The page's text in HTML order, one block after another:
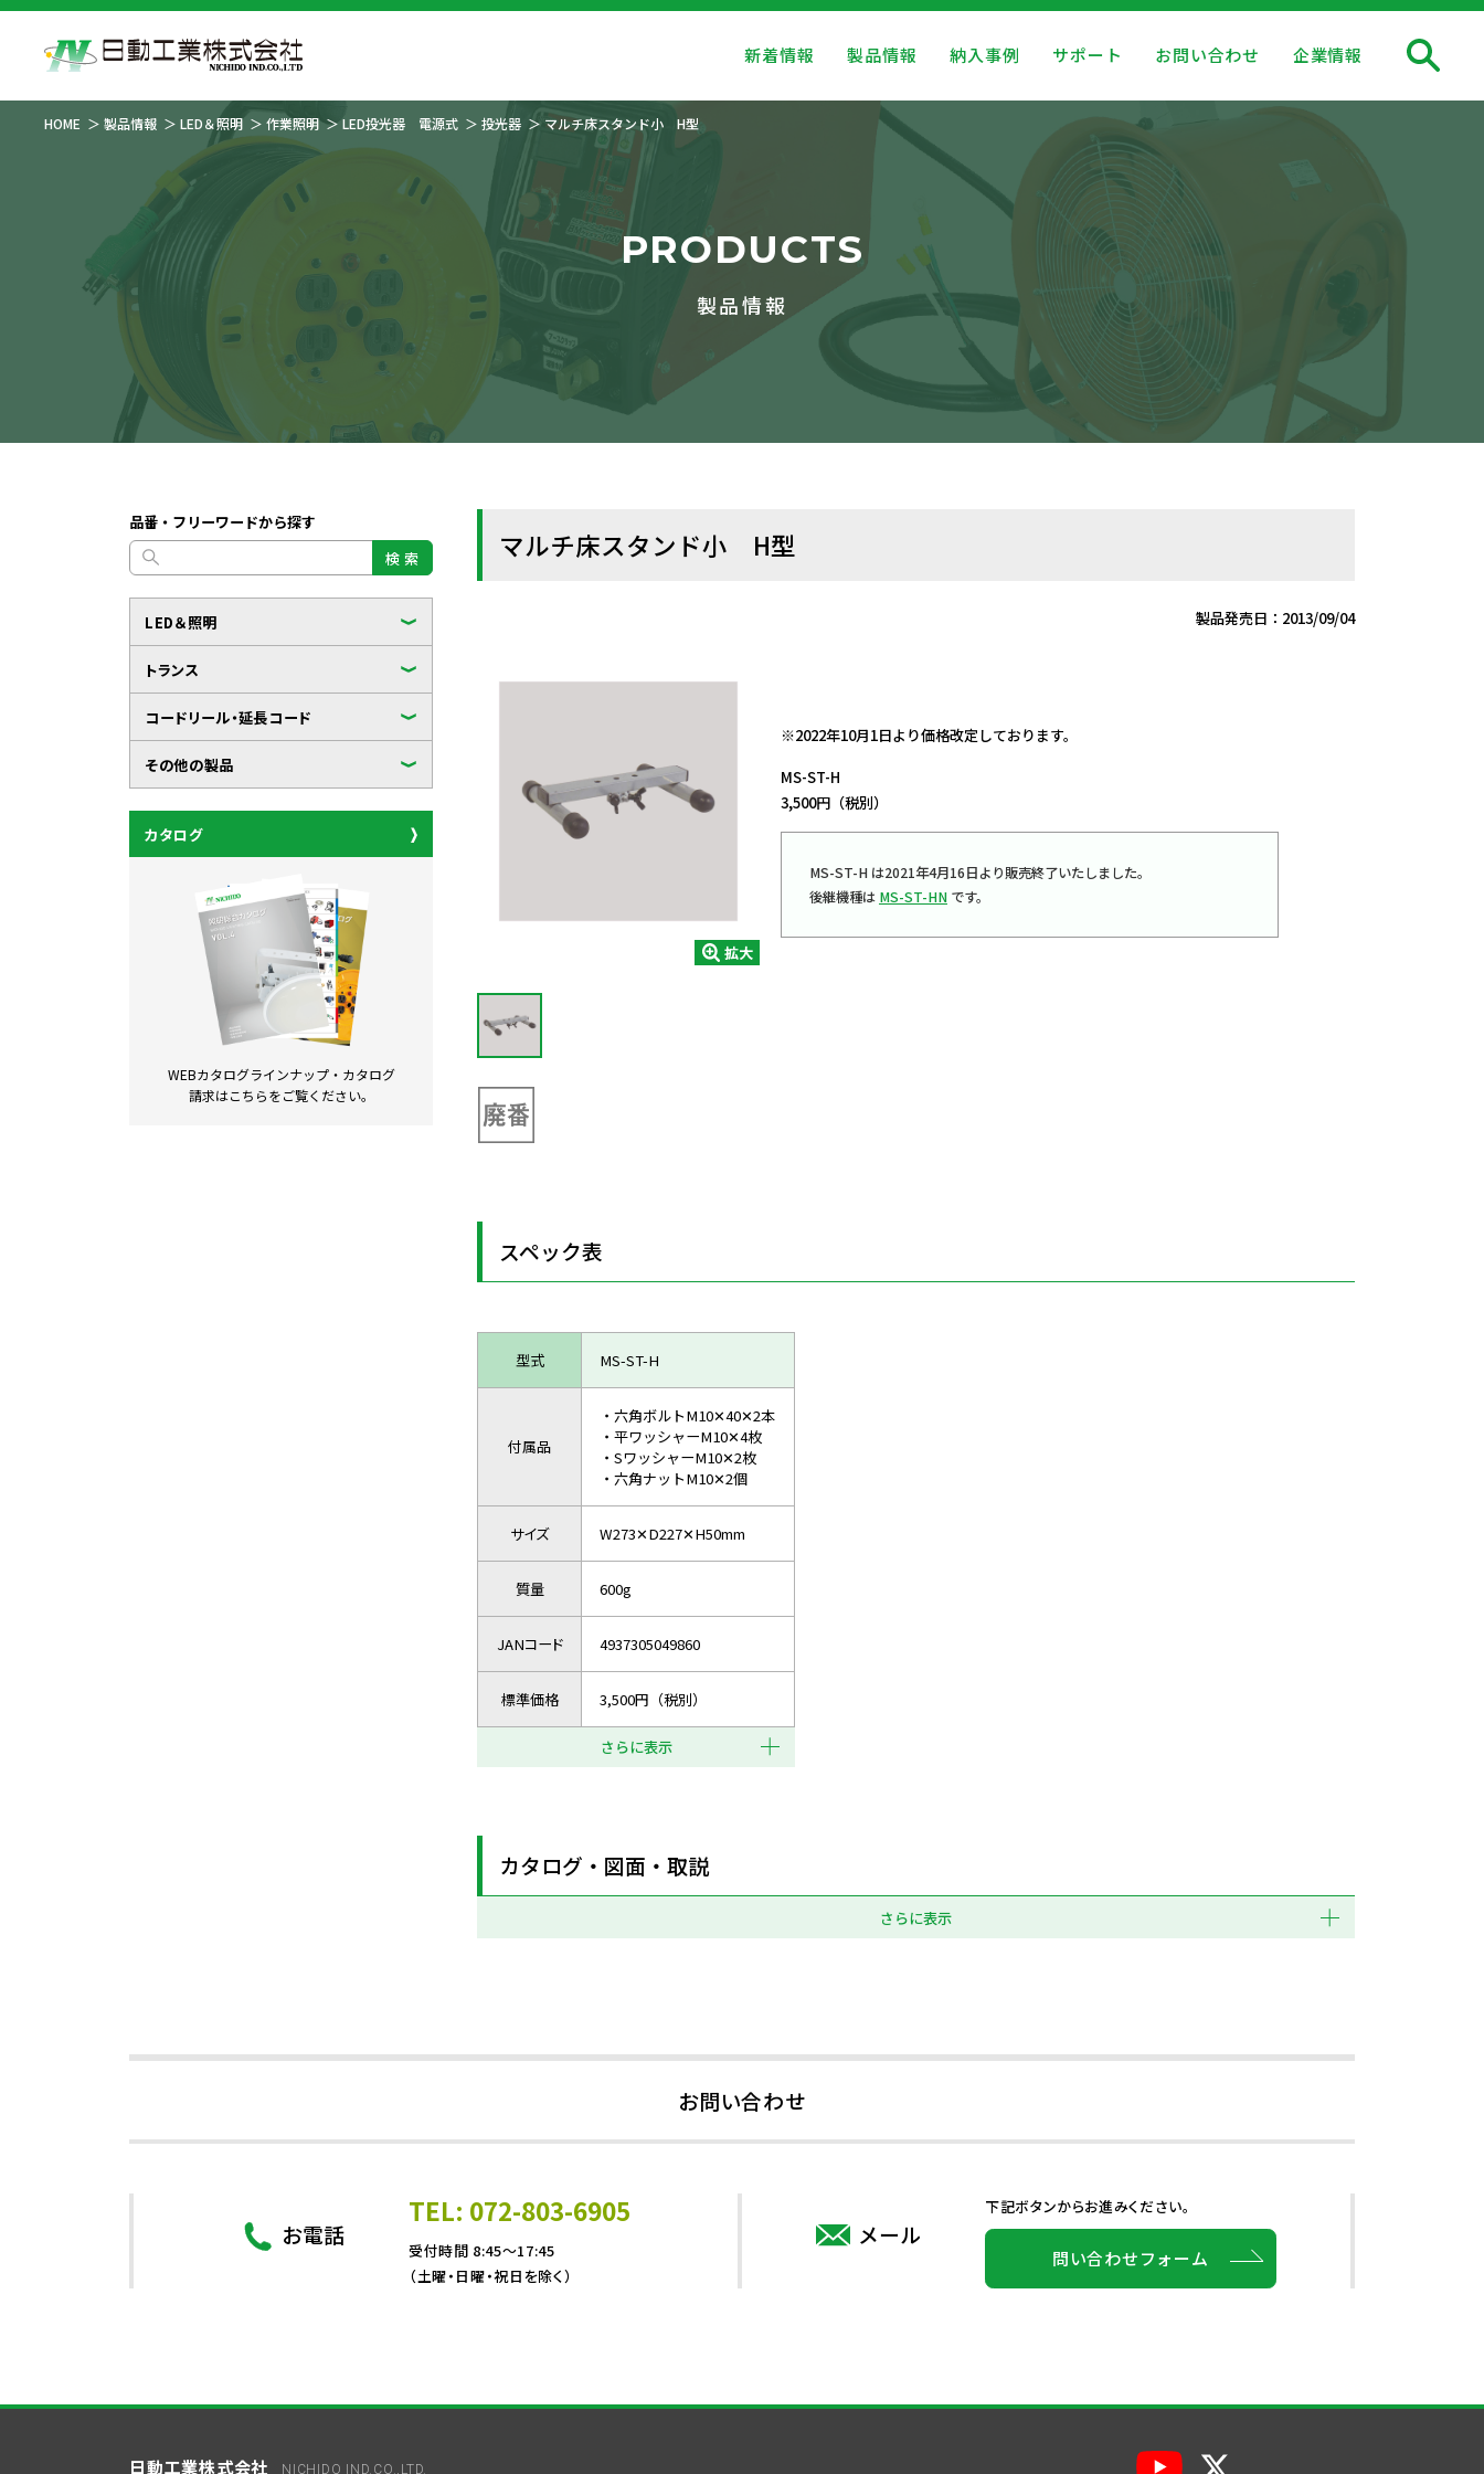
新着情報 製品情報 納入事例 サポート お問い合わせ 企業情報
HOME 製品情報 LED＆照明 作業照明 LED投光器 電源式 投光器 マルチ床スタンド小 H型
PRODUCTS
製品情報
品番・フリーワードから探す
検 索
LED＆照明
トランス
コードリール・延長コード
その他の製品
カタログ
WEBカタログラインナップ・ カタログ
請求はこちらをご覧ください。
マルチ床スタンド小 H型
製品発売日：2013/09/04
拡大
※2022年10月1日より価格改定しております。
MS-ST-H
3,500円（税別）
MS-ST-H は2021年4月16日より販売終了いたしました。
後継機種は MS-ST-HNです。
スペック表
型式 MS-ST-H
付属品
・六角ボルトM10✕40✕2本
・平ワッシャーM10✕4枚
・SワッシャーM10✕2枚
・六角ナットM10✕2個
サイズ W273✕D227✕H50mm
質量 600g
JANコード 4937305049860
標準価格 3,500円（税別）
さらに表示
カタログ・図面・取説
さらに表示
お問い合わせ
お電話
TEL: 072-803-6905
受付時間 8:45～17:45
（土曜・日曜・祝日を除く）
メール
下記ボタンからお進みください。
問い合わせフォーム
日動工業株式会社 NICHIDO IND.CO.,LTD.